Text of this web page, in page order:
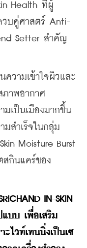
Health ที่ผู้
วบคู่ศาสตร์ Anti-
Setter สำคัญ
วามเข้าใจผิวและ
ภาพอากาศ
เป็นเมืองมากขึ้น
สำเร็จในกลุ่ม
Moisture Burst
สกินแคร์ของ
IN-SKIN
แบบ เพื่อเสริม
ไวท์เทนนิ่งเป็นเซ